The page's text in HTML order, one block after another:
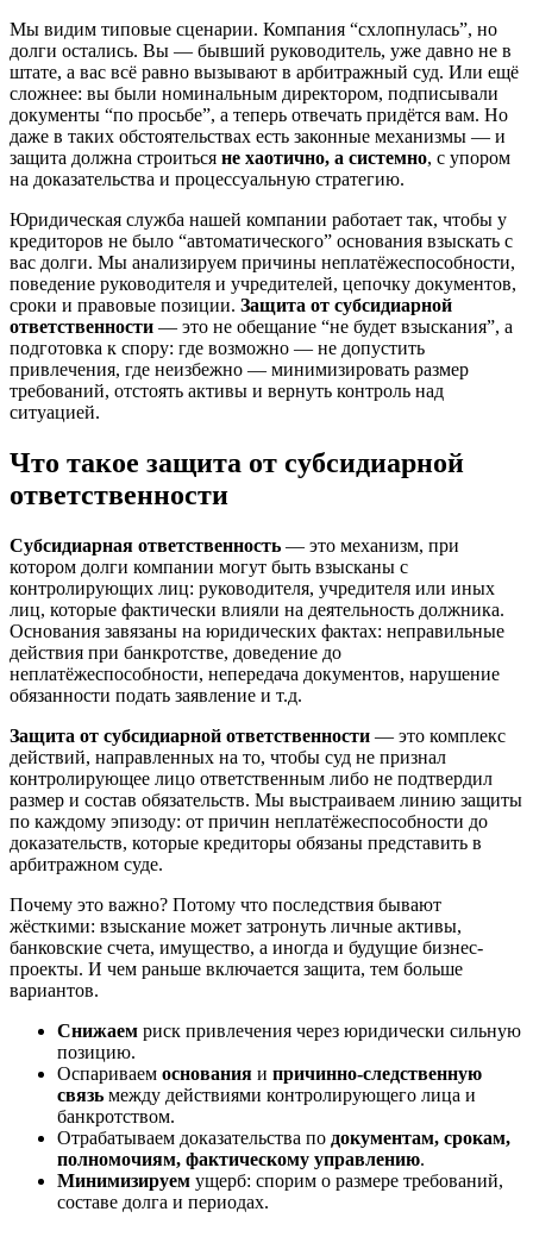
Мы видим типовые сценарии. Компания “схлопнулась”, но
долги остались. Вы — бывший руководитель, уже давно не в
штате, а вас всё равно вызывают в арбитражный суд. Или ещё
сложнее: вы были номинальным директором, подписывали
документы “по просьбе”, а теперь отвечать придётся вам. Но
даже в таких обстоятельствах есть законные механизмы — и
защита должна строиться не хаотично, а системно, с упором
на доказательства и процессуальную стратегию.
Юридическая служба нашей компании работает так, чтобы у
кредиторов не было “автоматического” основания взыскать с
вас долги. Мы анализируем причины неплатёжеспособности,
поведение руководителя и учредителей, цепочку документов,
сроки и правовые позиции. Защита от субсидиарной
ответственности — это не обещание “не будет взыскания”, а
подготовка к спору: где возможно — не допустить
привлечения, где неизбежно — минимизировать размер
требований, отстоять активы и вернуть контроль над
ситуацией.
Что такое защита от субсидиарной
ответственности
Субсидиарная ответственность — это механизм, при
котором долги компании могут быть взысканы с
контролирующих лиц: руководителя, учредителя или иных
лиц, которые фактически влияли на деятельность должника.
Основания завязаны на юридических фактах: неправильные
действия при банкротстве, доведение до
неплатёжеспособности, непередача документов, нарушение
обязанности подать заявление и т.д.
Защита от субсидиарной ответственности — это комплекс
действий, направленных на то, чтобы суд не признал
контролирующее лицо ответственным либо не подтвердил
размер и состав обязательств. Мы выстраиваем линию защиты
по каждому эпизоду: от причин неплатёжеспособности до
доказательств, которые кредиторы обязаны представить в
арбитражном суде.
Почему это важно? Потому что последствия бывают
жёсткими: взыскание может затронуть личные активы,
банковские счета, имущество, а иногда и будущие бизнес-
проекты. И чем раньше включается защита, тем больше
вариантов.
Снижаем риск привлечения через юридически сильную
позицию.
Оспариваем основания и причинно-следственную
связь между действиями контролирующего лица и
банкротством.
Отрабатываем доказательства по документам, срокам,
полномочиям, фактическому управлению.
Минимизируем ущерб: спорим о размере требований,
составе долга и периодах.